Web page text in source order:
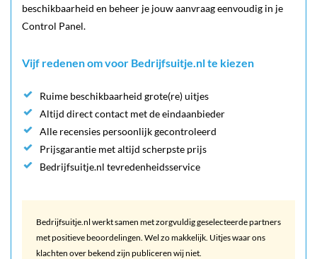
beschikbaarheid en beheer je jouw aanvraag eenvoudig in je
Control Panel.
Vijf redenen om voor Bedrijfsuitje.nl te kiezen
Ruime beschikbaarheid grote(re) uitjes
Altijd direct contact met de eindaanbieder
Alle recensies persoonlijk gecontroleerd
Prijsgarantie met altijd scherpste prijs
Bedrijfsuitje.nl tevredenheidsservice
Bedrijfsuitje.nl werkt samen met zorgvuldig geselecteerde partners
met positieve beoordelingen. Wel zo makkelijk. Uitjes waar ons
klachten over bekend zijn publiceren wij niet.